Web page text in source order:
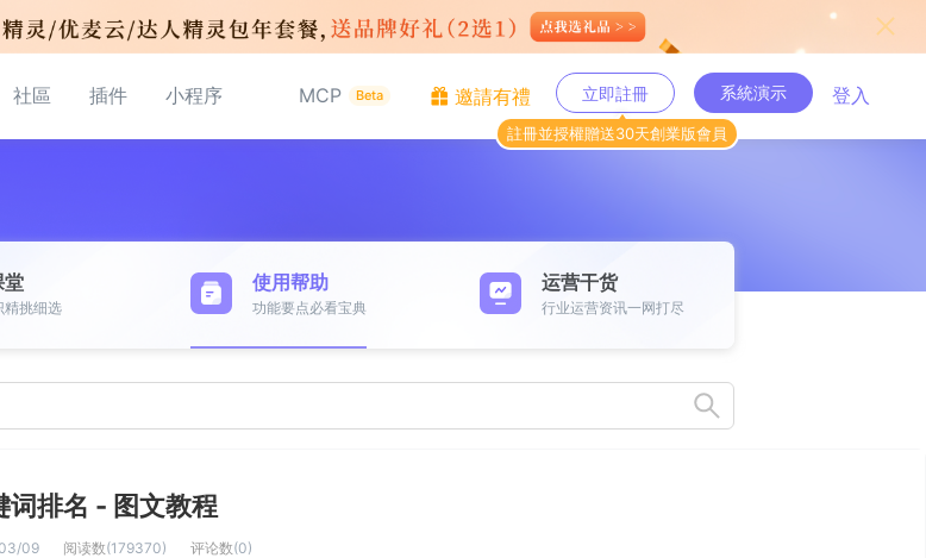
社區 插件 小程序 MCP Beta 邀請有禮 立即註冊 系統演示 登入
堂
精挑细选
使用帮助
功能要点必看宝典
运营干货
行业运营资讯一网打尽
词排名 - 图文教程
09 阅读数(179370) 评论数(0)
註冊並授權贈送30天創業版會員